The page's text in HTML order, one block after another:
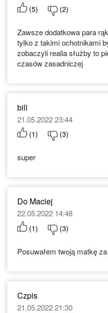
(5) (2)
Zawsze dodatkowa para
tylko z takimi ochotnikami
zobaczyli realia służby to
czasów zasadniczej
bill
21.05.2022 23:44
(1) (3)
super
Do Maciej
22.05.2022 14:48
(1) (3)
Posuwałem twoją matkę
Czpis
21.05.2022 21:30